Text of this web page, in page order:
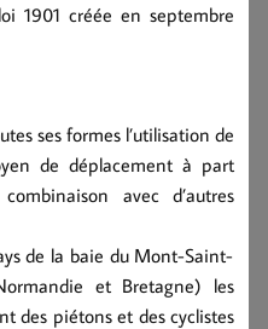
1901 créée en septembre
ses formes l’utilisation de
de déplacement à part
avec d’autres
de la baie du Mont-Saint-
et Bretagne) les
des piétons et des cyclistes